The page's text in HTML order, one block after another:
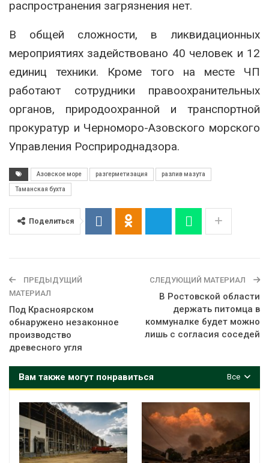
распространения загрязнения нет.
В общей сложности, в ликвидационных
мероприятиях задействовано 40 человек и 12
единиц техники. Кроме того на месте ЧП
работают сотрудники правоохранительных
органов, природоохранной и транспортной
прокуратур и Черноморо-Азовского морского
Управления Росприроднадзора.
Азовское море разгерметизация разлив мазута
Таманская бухта
Поделиться
ПРЕДЫДУЩИЙ
МАТЕРИАЛ
Под Красноярском
обнаружено незаконное
производство
древесного угля
СЛЕДУЮЩИЙ МАТЕРИАЛ
В Ростовской области
держать питомца в
коммуналке будет можно
лишь с согласия соседей
Все
Вам также могут понравиться